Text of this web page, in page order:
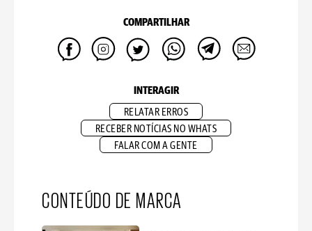
COMPARTILHAR
INTERAGIR
RELATAR ERROS
RECEBER NOTÍCIAS NO WHATS
FALAR COM A GENTE
CONTEÚDO DE MARCA